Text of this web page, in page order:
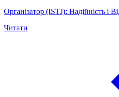
Організатор (ISTJ): Надійність і
Читати